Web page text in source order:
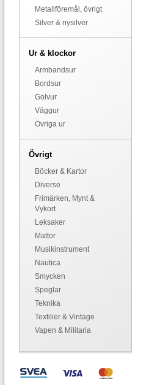
Metallföremål, övrigt
Silver & nysilver
Ur & klockor
Armbandsur
Bordsur
Golvur
Väggur
Övriga ur
Övrigt
Böcker & Kartor
Diverse
Frimärken, Mynt &
Vykort
Leksaker
Mattor
Musikinstrument
Nautica
Smycken
Speglar
Teknika
Textilier & Vintage
Vapen & Militaria